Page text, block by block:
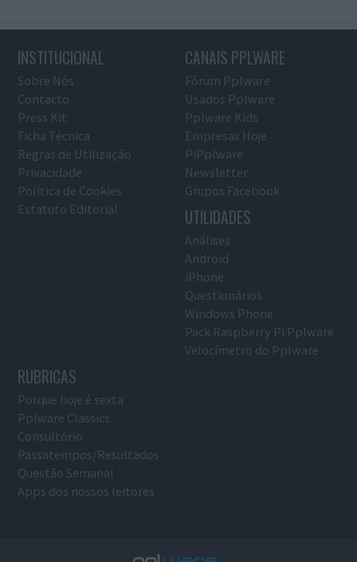
INSTITUCIONAL
Sobre Nós
Contacto
Press Kit
Ficha Técnica
Regras de Utilização
Privacidade
Política de Cookies
Estatuto Editorial
CANAIS PPLWARE
Fórum Pplware
Usados Pplware
Pplware Kids
Empresas Hoje
PiPplware
Newsletter
Grupos Facebook
UTILIDADES
Análises
Android
iPhone
Questionários
Windows Phone
Pack Raspberry Pi Pplware
Velocímetro do Pplware
RUBRICAS
Porque hoje é sexta
Pplware Classics…
Consultório
Passatempos/Resultados
Questão Semanal
Apps dos nossos leitores